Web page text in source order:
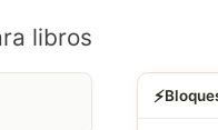
libros
⚡